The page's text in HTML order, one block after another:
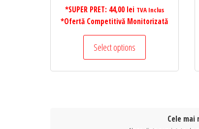
*SUPER PRET: 44,00 lei TVA Inclus
*Ofertă Competitivă Monitorizată
Select options
Cele